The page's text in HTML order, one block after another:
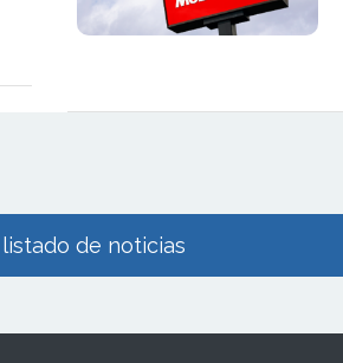
de noticias